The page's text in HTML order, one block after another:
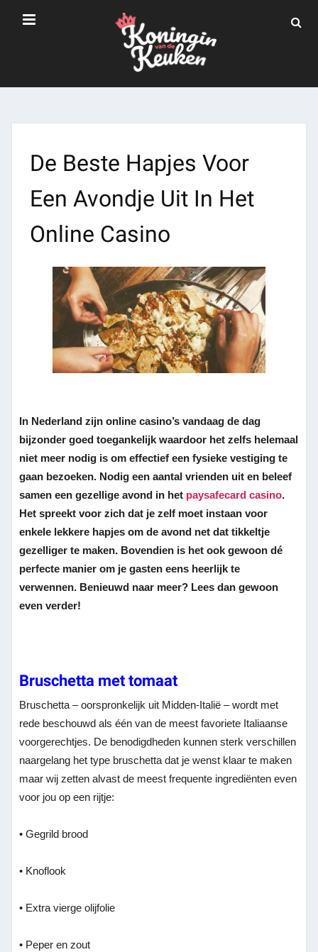
De Beste Hapjes Voor
Een Avondje Uit In Het
Online Casino
In Nederland zijn online casino’s vandaag de dag
bijzonder goed toegankelijk waardoor het zelfs helemaal
niet meer nodig is om effectief een fysieke vestiging te
gaan bezoeken. Nodig een aantal vrienden uit en beleef
samen een gezellige avond in het paysafecard casino.
Het spreekt voor zich dat je zelf moet instaan voor
enkele lekkere hapjes om de avond net dat tikkeltje
gezelliger te maken. Bovendien is het ook gewoon dé
perfecte manier om je gasten eens heerlijk te
verwennen. Benieuwd naar meer? Lees dan gewoon
even verder!
Bruschetta met tomaat
Bruschetta – oorspronkelijk uit Midden-Italië – wordt met
rede beschouwd als één van de meest favoriete Italiaanse
voorgerechtjes. De benodigdheden kunnen sterk verschillen
naargelang het type bruschetta dat je wenst klaar te maken
maar wij zetten alvast de meest frequente ingrediënten even
voor jou op een rijtje:
• Gegrild brood
• Knoflook
• Extravierge olijfolie
• Peper en zout